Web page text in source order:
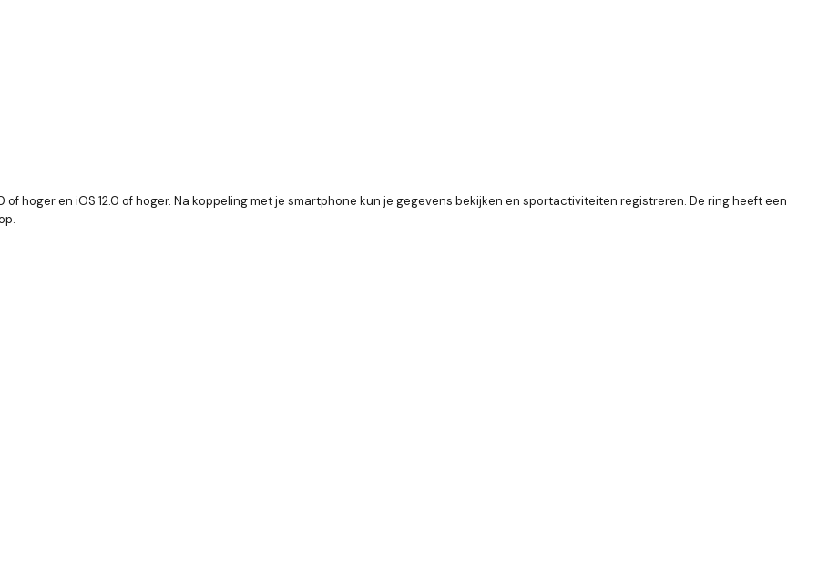
hoger en iOS 12.0 of hoger. Na koppeling met je smartphone kun je gegevens bekijken en sportactiviteiten registreren. De ring heeft een